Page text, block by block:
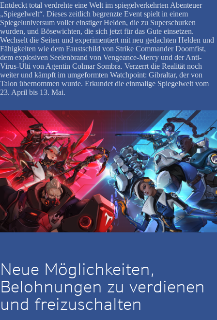
Entdeckt total verdrehte eine Welt im spiegelverkehrten Abenteuer
„Spiegelwelt“. Dieses zeitlich begrenzte Event spielt in einem
Spiegeluniversum voller einstiger Helden, die zu Superschurken
wurden, und Bösewichten, die sich jetzt für das Gute einsetzen.
Wechselt die Seiten und experimentiert mit neu gedachten Helden und
Fähigkeiten wie dem Faustschild von Strike Commander Doomfist,
dem explosiven Seelenbrand von Vengeance-Mercy und der Anti-
Virus-Ulti von Agentin Colmar Sombra. Verzerrt die Realität noch
weiter und kämpft im umgeformten Watchpoint: Gibraltar, der von
Talon übernommen wurde. Erkundet die einmalige Spiegelwelt vom
23. April bis 13. Mai.
Neue Möglichkeiten,
Belohnungen zu verdienen
und freizuschalten